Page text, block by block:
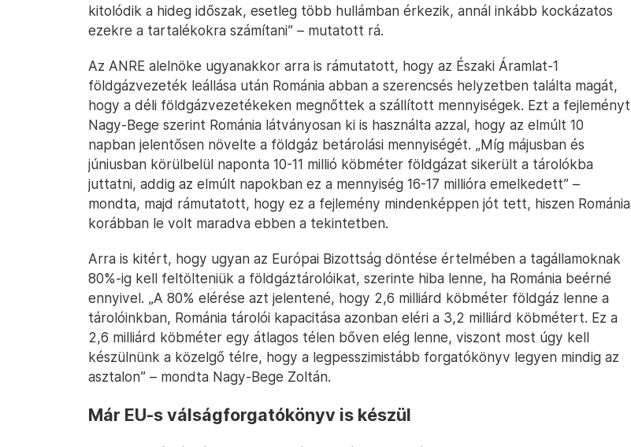
kitolódik a hideg időszak, esetleg több hullámban érkezik, annál inkább kockázatos
ezekre a tartalékokra számítani” – mutatott rá.
Az ANRE alelnöke ugyanakkor arra is rámutatott, hogy az Északi Áramlat-1
földgázvezeték leállása után Románia abban a szerencsés helyzetben találta magát,
hogy a déli földgázvezetékeken megnőttek a szállított mennyiségek. Ezt a fejleményt
Nagy-Bege szerint Románia látványosan ki is használta azzal, hogy az elmúlt 10
napban jelentősen növelte a földgáz betárolási mennyiségét. „Míg májusban és
júniusban körülbelül naponta 10-11 millió köbméter földgázat sikerült a tárolókba
juttatni, addig az elmúlt napokban ez a mennyiség 16-17 millióra emelkedett” –
mondta, majd rámutatott, hogy ez a fejlemény mindenképpen jót tett, hiszen Románia
korábban le volt maradva ebben a tekintetben.
Arra is kitért, hogy ugyan az Európai Bizottság döntése értelmében a tagállamoknak
80%-ig kell feltölteniük a földgáztárolóikat, szerinte hiba lenne, ha Románia beérné
ennyivel. „A 80% elérése azt jelentené, hogy 2,6 milliárd köbméter földgáz lenne a
tárolóinkban, Románia tárolói kapacitása azonban eléri a 3,2 milliárd köbmétert. Ez a
2,6 milliárd köbméter egy átlagos télen bőven elég lenne, viszont most úgy kell
készülnünk a közelgő télre, hogy a legpesszimistább forgatókönyv legyen mindig az
asztalon” – mondta Nagy-Bege Zoltán.
Már EU-s válságforgatókönyv is készül